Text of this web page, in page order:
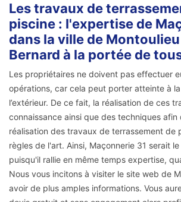
Les travaux de
piscine : l'expertise de
dans la ville de
Bernard à la portée de
Les propriétaires ne doivent pas effectuer
opérations, car cela peut porter atteinte à
l’extérieur. De ce fait, la réalisation de ces
connaissance ainsi que des techniques afin
réalisation des travaux de terrassement de
règles de l'art. Ainsi, Maçonnerie 31 serait
puisqu'il rallie en même temps expertise,
Nous vous incitons à visiter le site web de
avoir de plus amples informations. Vous